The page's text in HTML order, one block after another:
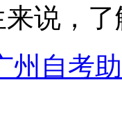
说，了
州自考